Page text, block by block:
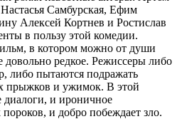
Самбурская, Ефим
Алексей Кортнев и Ростислав
в пользу этой комедии.
в котором можно от души
довольно редкое. Режиссеры либо
либо пытаются подражать
прыжков и ужимок. В этой
диалоги, и ироничное
и добро побеждает зло.